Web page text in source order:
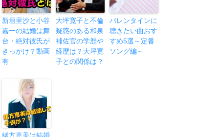
新垣里沙と小谷
嘉一の結婚は舞
台・絶対彼氏が
きっかけ？動画
有
大坪寛子と不倫
疑惑のある和泉
補佐官の学歴や
経歴は？大坪寛
子との関係は？
バレンタインに
聴きたい曲おす
すめ5選～定番
ソング編～
緒方恵美は結婚